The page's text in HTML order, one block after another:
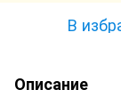
В
Описание